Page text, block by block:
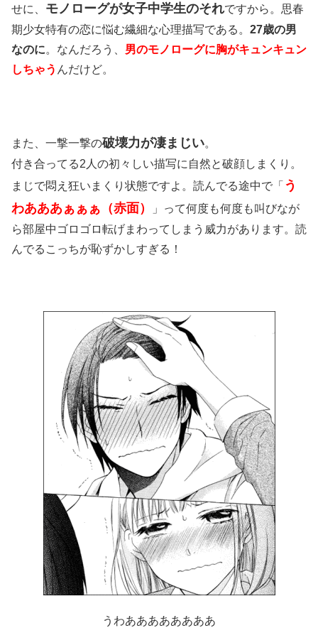
せに、 モノローグが女子中学生のそれですから。思春
期少女特有の恋に悩む繊細な心理描写である。 27歳の男
なのに。なんだろう、 男のモノローグに胸がキュンキュン
しちゃう んだけど。
また、一撃一撃の破壊力が凄まじい。
付き合ってる2人の初々しい描写に自然と破顔しまくり。
まじで悶え狂いまくり状態ですよ。読んでる途中で「 う
わあああぁぁぁ（赤面）
」って何度も何度も叫びなが
ら部屋中ゴロゴロ転げまわってしまう威力があります。読
んでるこっちが恥ずかしすぎる！
うわああああああああ